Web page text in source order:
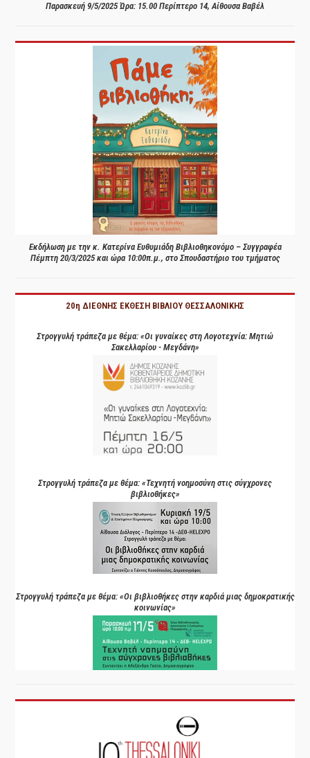
Παρασκευή 9/5/2025 Ώρα: 15.00 Περίπτερο 14, Αίθουσα Βαβέλ
Εκδήλωση με την κ. Κατερίνα Ευθυμιάδη Βιβλιοθηκονόμο – Συγγραφέα
Πέμπτη 20/3/2025 και ώρα 10:00π.μ., στο Σπουδαστήριο του τμήματος
20η ΔΙΕΘΝΗΣ ΕΚΘΕΣΗ ΒΙΒΛΙΟΥ ΘΕΣΣΑΛΟΝΙΚΗΣ
Στρογγυλή τράπεζα με θέμα: «Οι γυναίκες στη Λογοτεχνία: Μητιώ
Σακελλαρίου - Μεγδάνη»
Στρογγυλή τράπεζα με θέμα: «Τεχνητή νοημοσύνη στις σύγχρονες
βιβλιοθήκες»
Στρογγυλή τράπεζα με θέμα: «Οι βιβλιοθήκες στην καρδιά μιας δημοκρατικής
κοινωνίας»